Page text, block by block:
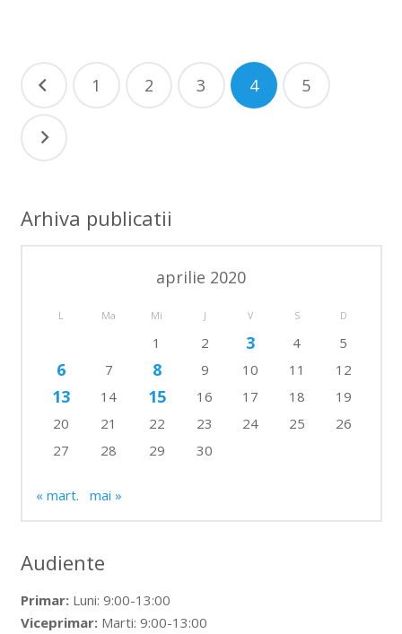
Paginație
1 2 3 4 5
Arhiva publicatii
aprilie 2020
L Ma Mi J V S D
1 2 3 4 5
6 7 8 9 10 11 12
13 14 15 16 17 18
19
20
21 22 23 24 25
26
27
28 29 30
« mart. mai »
Audiente
Primar:Luni: 9:00-13:00
Viceprimar:Marti: 9:00-13:00